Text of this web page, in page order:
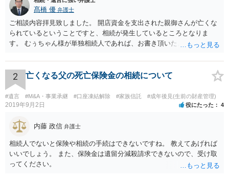
髙橋 優 弁護士
ご相談内容拝見致しました。 開店資金を支出された親御さんが亡くな
られているということですと、相続が発生しているところとなりま
す。 むぅちゃん様が単独相続人であれば、お書き頂いたような方法で
相続人おられるということであれば、他の相続人との協議が必要とな
るところです。 また、当該点とは別にご主人から貸付ではなく贈与で
あると主張される可能性がございます。 その場合には、貸付であるこ
とを伺わせる事情をどれだけ積み重ねることが出来るか、というとこ
ろとなります。 返済の事実や、返済を約束するメール等です。 金額の
おく方が宜しいかと思います。 緊急という訳ではないかと思います
が、事前準備が早い方が有効な手段が増える傾向にありますので、早
目に弁護士を入れられることを御検討頂くと良いかと思います。
2 亡くなる父の死亡保険金の相続について
#遺言 #M&A・事業承継 #口座凍結解除 #家族信託 #成年後見(生前の財産管理)
2019年9月2日 役にたった 4
内藤 政信 弁護士
相続人でないと保険や相続の手続はできないですね。 教えてあげれば
いいでしょう。 また、保険金は遺留分減殺請求できないので、受け取
ってください。